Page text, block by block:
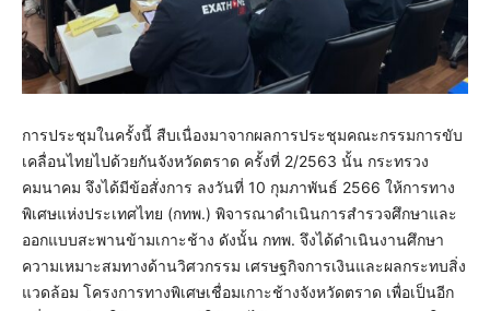
การประชุมในครั้งนี้ สืบเนื่องมาจากผลการประชุมคณะกรรมการขับ
เคลื่อนไทยไปด้วยกันจังหวัดตราด ครั้งที่ 2/2563 นั้น กระทรวง
คมนาคม จึงได้มีข้อสั่งการ ลงวันที่ 10 กุมภาพันธ์ 2566 ให้การทาง
พิเศษแห่งประเทศไทย (กทพ.) พิจารณาดำเนินการสำรวจศึกษาและ
ออกแบบสะพานข้ามเกาะช้าง ดังนั้น กทพ. จึงได้ดำเนินงานศึกษา
ความเหมาะสมทางด้านวิศวกรรม เศรษฐกิจการเงินและผลกระทบสิ่ง
แวดล้อม โครงการทางพิเศษเชื่อมเกาะช้างจังหวัดตราด เพื่อเป็นอีก